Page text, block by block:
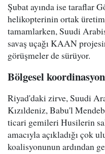
Şubat ayında ise taraflar
helikopterinin ortak
tamamlarken, Suudi
savaş uçağı KAAN
görüşmeler de sürüyor.
Bölgesel
Riyad'daki zirve, Suudi
Kızıldeniz, Babu'l
ticari gemileri Husilerin
amacıyla açıkladığı çok
koalisyonunun ardından